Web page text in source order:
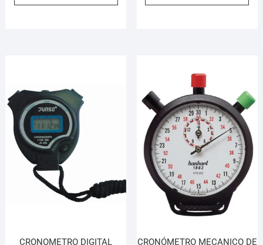
CRONOMETRO DIGITAL
CRONÓMETRO MECANICO DE